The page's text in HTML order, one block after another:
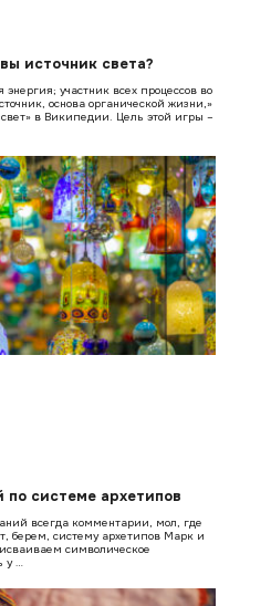
источник света?
участник всех процессов во
основа органической жизни,»
в Википедии. Цель этой игры –
по системе архетипов
всегда комментарии, мол, где
берем, систему архетипов Марк и
символическое
у …